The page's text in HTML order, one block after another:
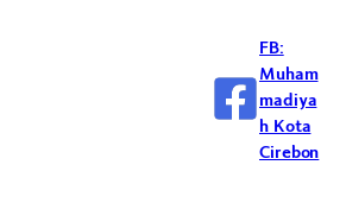
FB:
Muham
madiya
h Kota
Cirebon